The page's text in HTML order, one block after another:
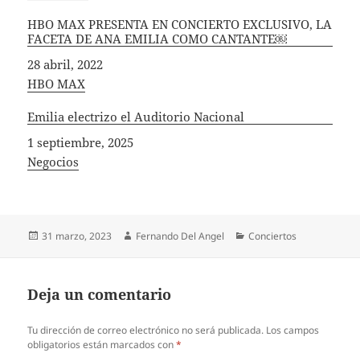
HBO MAX PRESENTA EN CONCIERTO EXCLUSIVO, LA
FACETA DE ANA EMILIA COMO CANTANTE￼
Fecha
28 abril, 2022
In relation to
HBO MAX
Emilia electrizo el Auditorio Nacional
Fecha
1 septiembre, 2025
In relation to
Negocios
Publicado
31 marzo, 2023 Autor
Fernando Del Angel Categorías
Conciertos
Deja un comentario
Tu dirección de correo electrónico no será publicada. Los campos
obligatorios están marcados con*